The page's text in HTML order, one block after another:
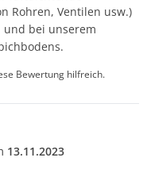
Rohren, Ventilen usw.)
bei unserem
Bewertung hilfreich.
13.11.2023